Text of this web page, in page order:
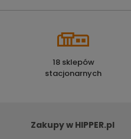
18 sklepów
stacjonarnych
Zakupy w HIPPER.pl